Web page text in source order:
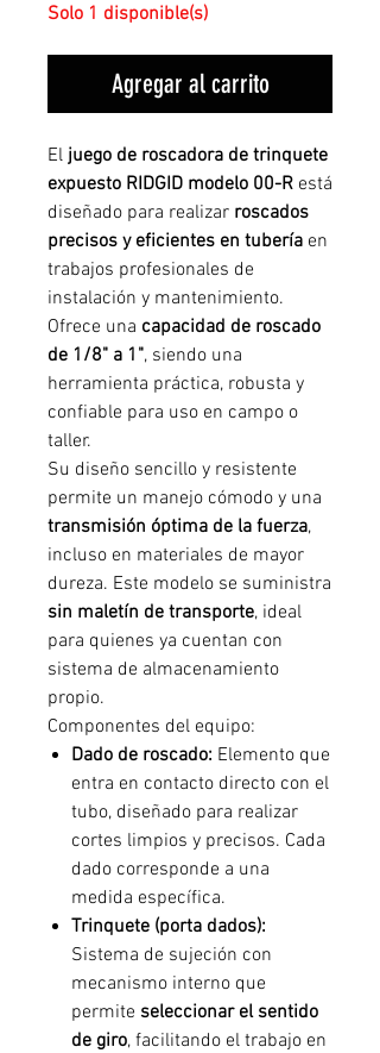
Solo 1 disponible(s)
Agregar al carrito
El juego de roscadora de trinquete
expuesto RIDGID modelo 00-R está
diseñado para realizar roscados
precisos y eficientes en tubería en
trabajos profesionales de
instalación y mantenimiento.
Ofrece una capacidad de roscado
de 1/8" a 1", siendo una
herramienta práctica, robusta y
confiable para uso en campo o
taller.
Su diseño sencillo y resistente
permite un manejo cómodo y una
transmisión óptima de la fuerza,
incluso en materiales de mayor
dureza. Este modelo se suministra
sin maletín de transporte, ideal
para quienes ya cuentan con
sistema de almacenamiento
propio.
Componentes del equipo:
Dado de roscado: Elemento que
entra en contacto directo con el
tubo, diseñado para realizar
cortes limpios y precisos. Cada
dado corresponde a una
medida específica.
Trinquete (porta dados):
Sistema de sujeción con
mecanismo interno que
permite seleccionar el sentido
de giro, facilitando el trabajo en